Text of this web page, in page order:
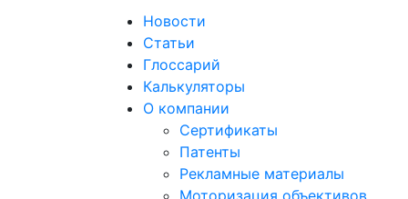
Новости
Статьи
Глоссарий
Калькуляторы
О компании
Сертификаты
Патенты
Рекламные материалы
Моторизация объективов